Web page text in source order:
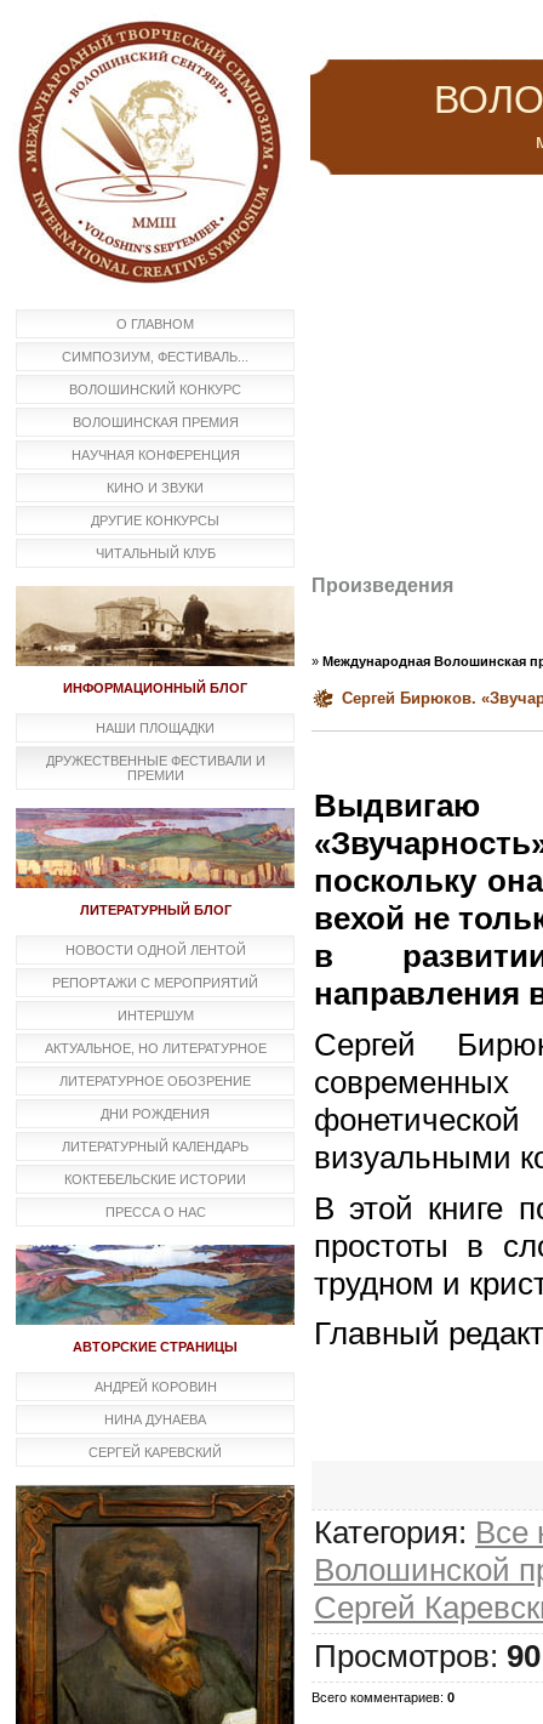
О ГЛАВНОМ
СИМПОЗИУМ, ФЕСТИВАЛЬ...
ВОЛОШИНСКИЙ КОНКУРС
ВОЛОШИНСКАЯ ПРЕМИЯ
НАУЧНАЯ КОНФЕРЕНЦИЯ
КИНО И ЗВУКИ
ДРУГИЕ КОНКУРСЫ
ЧИТАЛЬНЫЙ КЛУБ
ИНФОРМАЦИОННЫЙ БЛОГ
НАШИ ПЛОЩАДКИ
ДРУЖЕСТВЕННЫЕ ФЕСТИВАЛИ И
ПРЕМИИ
ЛИТЕРАТУРНЫЙ БЛОГ
НОВОСТИ ОДНОЙ ЛЕНТОЙ
РЕПОРТАЖИ С МЕРОПРИЯТИЙ
ИНТЕРШУМ
АКТУАЛЬНОЕ, НО ЛИТЕРАТУРНОЕ
ЛИТЕРАТУРНОЕ ОБОЗРЕНИЕ
ДНИ РОЖДЕНИЯ
ЛИТЕРАТУРНЫЙ КАЛЕНДАРЬ
КОКТЕБЕЛЬСКИЕ ИСТОРИИ
ПРЕССА О НАС
АВТОРСКИЕ СТРАНИЦЫ
АНДРЕЙ КОРОВИН
НИНА ДУНАЕВА
СЕРГЕЙ КАРЕВСКИЙ
Произведения
» Международная Волошинская
Сергей Бирюков.
Выдвигаю
поскольку
вехой не
в
направления
Сергей
современных
визуальными
В этой книге
простоты в
трудном и
Главный
Категория: Все
Волошинской
Сергей
Просмотров: 90
Всего комментариев: 0